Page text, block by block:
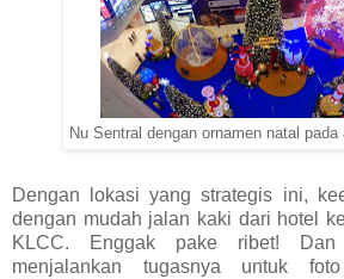
Nu Sentral dengan ornamen natal pada
Dengan lokasi yang strategis ini,
dengan mudah jalan kaki dari hotel
KLCC. Enggak pake ribet!
menjalankan tugasnya untuk